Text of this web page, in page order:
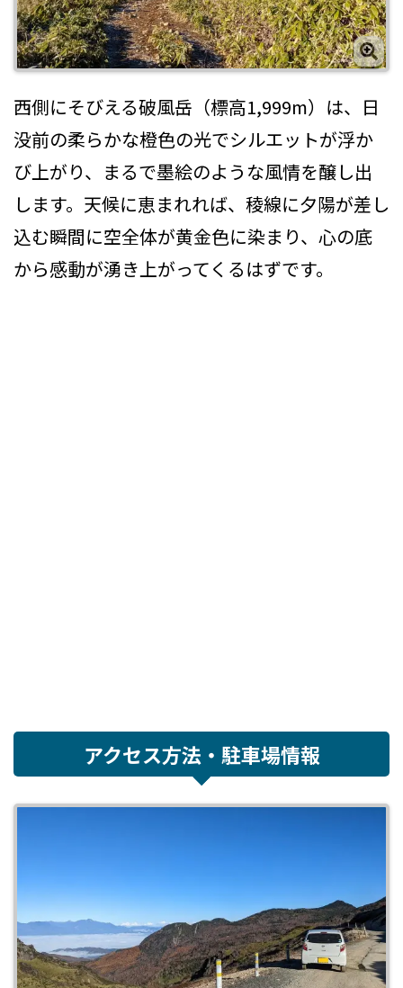
西側にそびえる破風岳（標高1,999m）は、日
没前の柔らかな橙色の光でシルエットが浮か
び上がり、まるで墨絵のような風情を醸し出
します。天候に恵まれれば、稜線に夕陽が差し
込む瞬間に空全体が黄金色に染まり、心の底
から感動が湧き上がってくるはずです。
アクセス方法・駐車場情報